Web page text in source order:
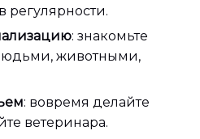
: знакомьте
животными,
: вовремя делайте
ветеринара.